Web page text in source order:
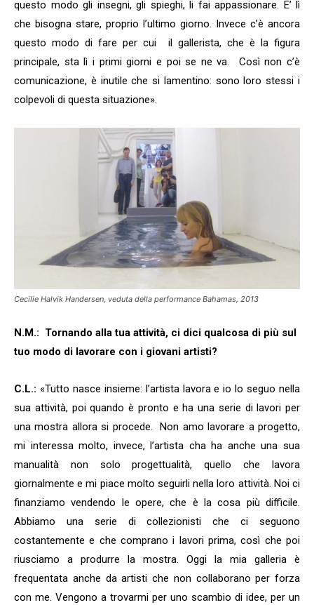
questo modo gli insegni, gli spieghi, li fai appassionare. E’ lì
che bisogna stare, proprio l’ultimo giorno. Invece c’è ancora
questo modo di fare per cui
il gallerista, che è la figura
principale, sta lì i primi giorni e poi se ne va.
Così non c’è
comunicazione, è inutile che si lamentino: sono loro stessi i
colpevoli di questa situazione».
Cecilie Halvik Handersen, veduta della performance Bahamas, 2013
N.M.: Tornando alla tua attività, ci dici qualcosa di più sul
tuo modo di lavorare con i giovani artisti?
C.L.: «Tutto nasce insieme: l’artista lavora e io lo seguo nella
sua attività, poi quando è pronto e ha una serie di lavori per
una mostra allora si procede.
Non amo lavorare a progetto,
mi interessa molto, invece, l’artista cha ha anche una sua
manualità non solo progettualità, quello che lavora
giornalmente e mi piace molto seguirli nella loro attività. Noi ci
finanziamo vendendo le opere, che è la cosa più difficile.
Abbiamo una serie di collezionisti che ci seguono
costantemente e che comprano i lavori prima, così che poi
riusciamo a produrre la mostra. Oggi la mia galleria è
frequentata anche da artisti che non collaborano per forza
con me. Vengono a trovarmi per uno scambio di idee, per un